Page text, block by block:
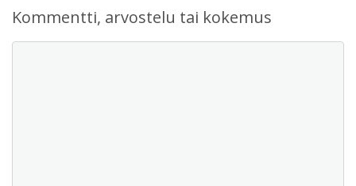
Kommentti, arvostelu tai kokemus